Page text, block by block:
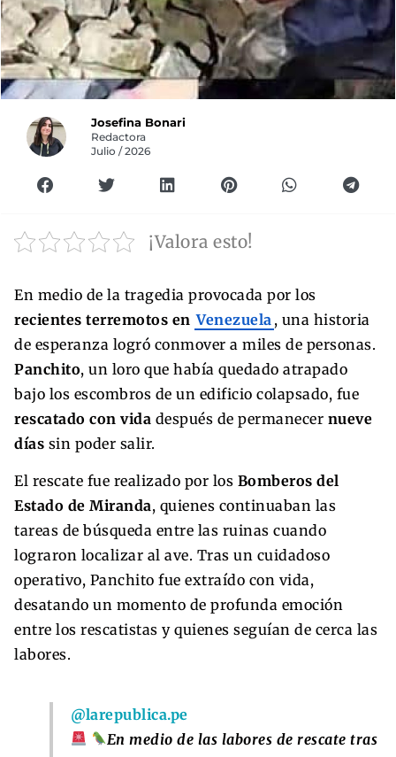
Josefina Bonari
Redactora
Julio / 2026
¡Valora esto!
En medio de la tragedia provocada por los
recientes terremotos en Venezuela , una historia
de esperanza logró conmover a miles de personas.
Panchito, un loro que había quedado atrapado
bajo los escombros de un edificio colapsado, fue
rescatado con vida después de permanecer nueve
días sin poder salir.
El rescate fue realizado por los Bomberos del
Estado de Miranda, quienes continuaban las
tareas de búsqueda entre las ruinas cuando
lograron localizar al ave. Tras un cuidadoso
operativo, Panchito fue extraído con vida,
desatando un momento de profunda emoción
entre los rescatistas y quienes seguían de cerca las
labores.
@larepublica.pe
En medio de las labores de rescate tras